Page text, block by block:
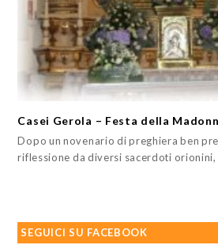
Casei Gerola – Festa della
Dopo un novenario di preghiera ben
riflessione da diversi sacerdoti
SEGUICI SU FACEBOOK